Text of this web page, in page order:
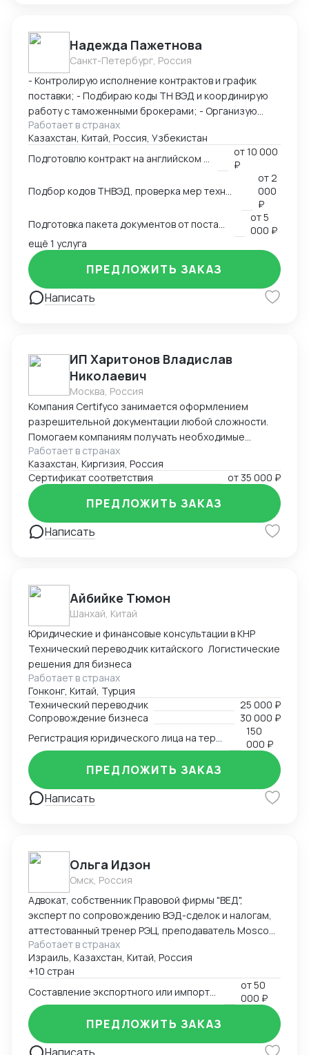
Надежда Пажетнова
Санкт-Петербург, Россия
- Контролирую исполнение контрактов и график
поставки; - Подбираю коды ТН ВЭД и координирую
работу с таможенными брокерами; - Организую
сертификацию и взаимодействие с
аккредитованными органами; - Снижаю расходы за
счёт оптимизации логистики и правильного кода; -
Обеспечиваю юридическую чистоту сделок,
точность инвойсов, упаковочных листов, контрактов.
Работает в странах
Казахстан, Китай, Россия, Узбекистан
от10 000
₽
Подбор кодов ТНВЭД, проверка мер технического регулирования, запретов и ограничений
от2
000
₽
от5
000 ₽
ещё 1 услуга
Написать
ПРЕДЛОЖИТЬ ЗАКАЗ
ИП Харитонов Владислав
Николаевич
Москва, Россия
Компания Certifyco занимается оформлением
разрешительной документации любой сложности.
Помогаем компаниям получать необходимые
документы для импорта, экспорта, реализации
продукции. Решаем самые сложные задачи.
Работает в странах
Казахстан, Киргизия, Россия
Сертификат соответствия
от 35 000 ₽
Написать
ПРЕДЛОЖИТЬ ЗАКАЗ
Айбийке Тюмон
Шанхай, Китай
Юридические и финансовые консультации в КНР
Технический переводчик китайского Логистические
решения для бизнеса
Работает в странах
Гонконг, Китай, Турция
Технический переводчик
25 000 ₽
Сопровождение бизнеса
30 000 ₽
150
000 ₽
Написать
ПРЕДЛОЖИТЬ ЗАКАЗ
Ольга Идзон
Омск, Россия
Адвокат, собственник Правовой фирмы "ВЕД",
эксперт по сопровождению ВЭД-сделок и налогам,
аттестованный тренер РЭЦ, преподаватель Moscow
Digital School. Неоднократно признана одним из
лучших юристов по ВЭД рейтингом юристов России
Право.ру-300, Коммерсантъ. Деятельность фирмы
"ВЕД" по направлению ВЭД отмечена Forbes Legal.
Работает в странах
Израиль, Казахстан, Китай, Россия
+10 стран
от50
000 ₽
ПРЕДЛОЖИТЬ ЗАКАЗ